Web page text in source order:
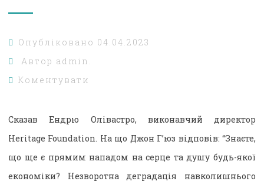
Опубліковано 04.04.2023
Автор admin.
Коментувати
Сказав Ендрю Олівастро, виконавчий директор
Heritage Foundation. На що Джон Г’юз відповів: “Знаєте,
що ще є прямим нападом на серце та душу будь-якої
економіки? Незворотна деградація навколишнього